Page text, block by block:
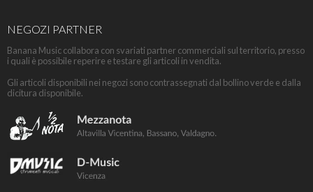
NEGOZI PARTNER
Banana Music collabora con svariati partner commerciali sul territorio, presso
i quali è possibile reperire e testare gli articoli in vendita.
Gli articoli disponibili nei negozi sono contrassegnati dal bollino verde e dalla
dicitura disponibile.